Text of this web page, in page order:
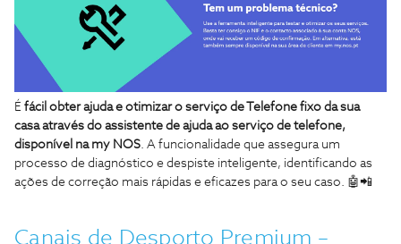
É fácil obter ajuda e otimizar o serviço de Telefone fixo da sua
casa através do assistente de ajuda ao serviço de telefone,
disponível na my NOS. A funcionalidade que assegura um
processo de diagnóstico e despiste inteligente, identificando as
ações de correção mais rápidas e eficazes para o seu caso. 🤖📲
Canais de Desporto Premium –